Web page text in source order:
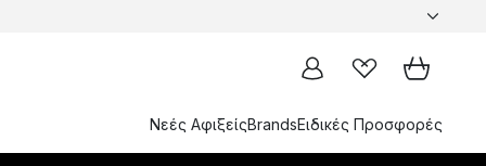
Νεές ΑφιξείςBrandsΕιδικές Προσφορές